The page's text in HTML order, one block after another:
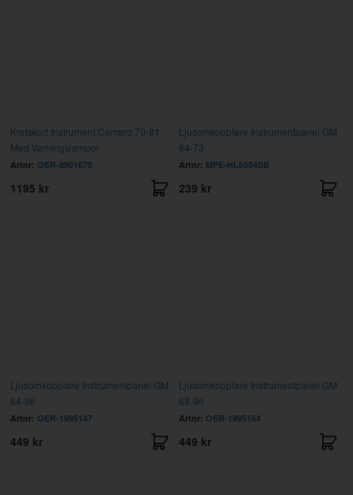
Kretskort Instrument Camaro 70-81
Med Varningslampor
Artnr: OER-8901670
1195 kr
Ljusomkopplare Instrumentpanel GM
64-73
Artnr: MPE-HL6554SB
239 kr
Ljusomkopplare Instrumentpanel GM
64-96
Artnr: OER-1995147
449 kr
Ljusomkopplare Instrumentpanel GM
68-96
Artnr: OER-1995154
449 kr